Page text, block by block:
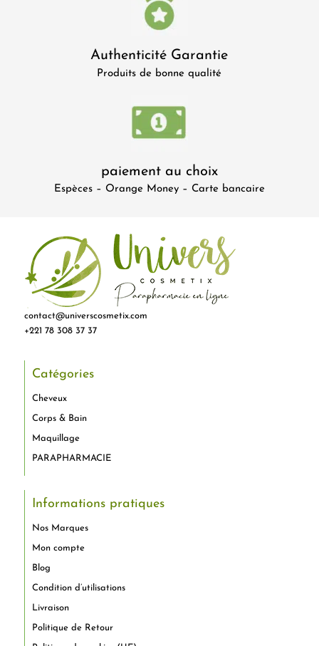
Authenticité Garantie
Produits de bonne qualité
paiement au choix
Espèces – Orange Money – Carte bancaire
contact@universcosmetix.com
+221 78 308 37 37
Catégories
Cheveux
Corps & Bain
Maquillage
PARAPHARMACIE
Informations pratiques
Nos Marques
Mon compte
Blog
Condition d’utilisations
Livraison
Politique de Retour